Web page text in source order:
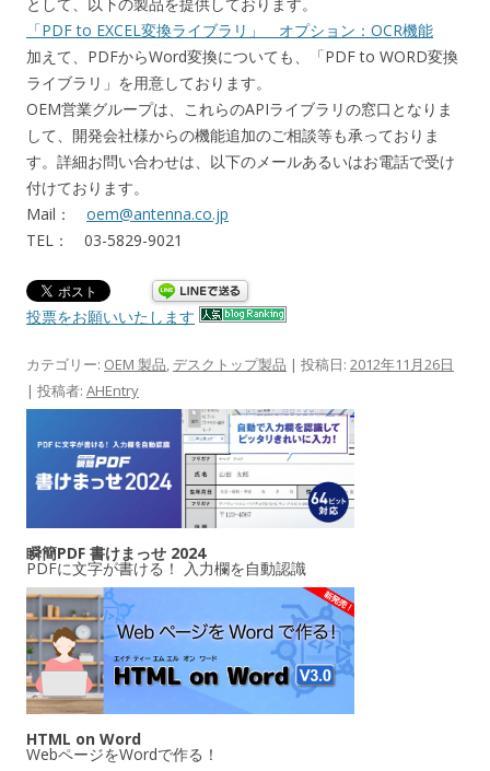
として、以下の製品を提供しております。
「PDF to EXCEL変換ライブラリ」 オプション：OCR機能
加えて、PDFからWord変換についても、「PDF to WORD変換
ライブラリ」を用意しております。
OEM営業グループは、これらのAPIライブラリの窓口となりま
して、開発会社様からの機能追加のご相談等も承っておりま
す。詳細お問い合わせは、以下のメールあるいはお電話で受け
付けております。
Mail： oem@antenna.co.jp
TEL： 03-5829-9021
投票をお願いいたします
カテゴリー: OEM 製品, デスクトップ製品 | 投稿日: 2012年11月26日
| 投稿者: AHEntry
瞬簡PDF 書けまっせ 2024
PDFに文字が書ける！ 入力欄を自動認識
HTML on Word
WebページをWordで作る！